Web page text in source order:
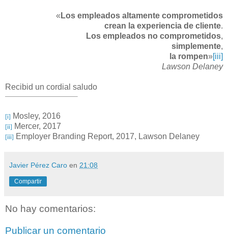
« Los empleados altamente comprometidos
crean la experiencia de cliente.
Los empleados no comprometidos,
simplemente,
la rompen»[iii]
Lawson Delaney
Recibid un cordial saludo
[i] Mosley, 2016
[ii] Mercer, 2017
[iii] Employer Branding Report, 2017, Lawson Delaney
Javier Pérez Caro en 21:08
Compartir
No hay comentarios:
Publicar un comentario